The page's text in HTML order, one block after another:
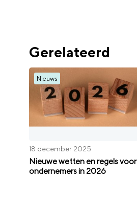
Gerelateerd
Nieuws
18 december 2025
Nieuwe wetten en regels voor
ondernemers in 2026